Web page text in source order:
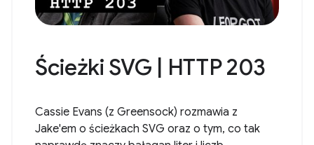
Ścieżki SVG | HTTP 203
Cassie Evans (z Greensock) rozmawia z
Jake'em o ścieżkach SVG oraz o tym, co tak